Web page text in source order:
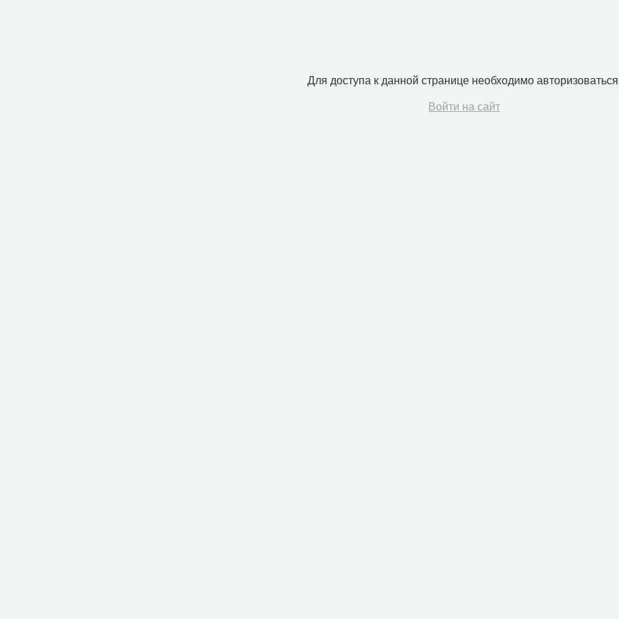
Для доступа к данной странице необходимо
Войти на сайт